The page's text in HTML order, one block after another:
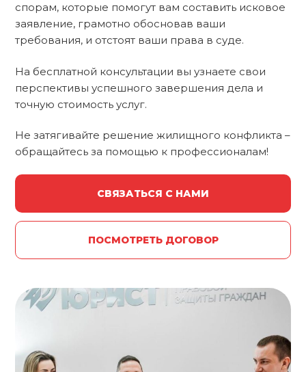
спорам, которые помогут вам составить исковое
заявление, грамотно обосновав ваши
требования, и отстоят ваши права в суде.
На бесплатной консультации вы узнаете свои
перспективы успешного завершения дела и
точную стоимость услуг.
Не затягивайте решение жилищного конфликта –
обращайтесь за помощью к профессионалам!
СВЯЗАТЬСЯ С НАМИ
ПОСМОТРЕТЬ ДОГОВОР